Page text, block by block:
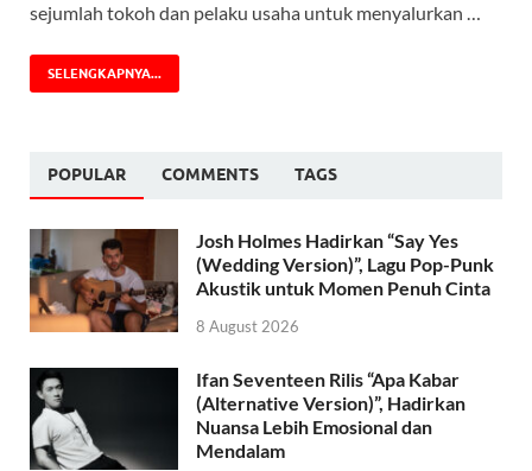
sejumlah tokoh dan pelaku usaha untuk menyalurkan …
SELENGKAPNYA...
POPULAR COMMENTS TAGS
Josh Holmes Hadirkan “Say Yes
(Wedding Version)”, Lagu Pop-Punk
Akustik untuk Momen Penuh Cinta
8 August 2026
Ifan Seventeen Rilis “Apa Kabar
(Alternative Version)”, Hadirkan
Nuansa Lebih Emosional dan
Mendalam